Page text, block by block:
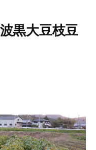
黒大豆枝豆